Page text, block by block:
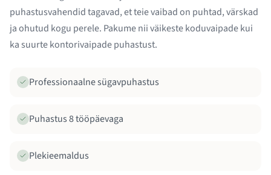
puhastusvahendid tagavad, et teie vaibad on puhtad, värskad
ja ohutud kogu perele. Pakume nii väikeste koduvaipade kui
ka suurte kontorivaipade puhastust.
Professionaalne sügavpuhastus
Puhastus 8 tööpäevaga
Plekieemaldus